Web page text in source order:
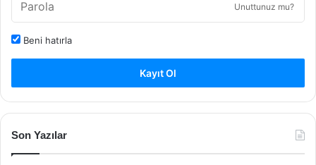
Unuttunuz mu?
Beni hatırla
Kayıt Ol
Son Yazılar